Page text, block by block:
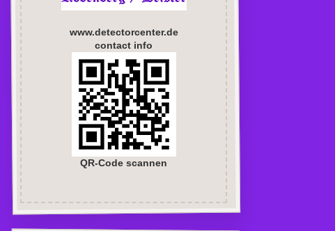
www.detectorcenter.de
contact info
QR-Code scannen